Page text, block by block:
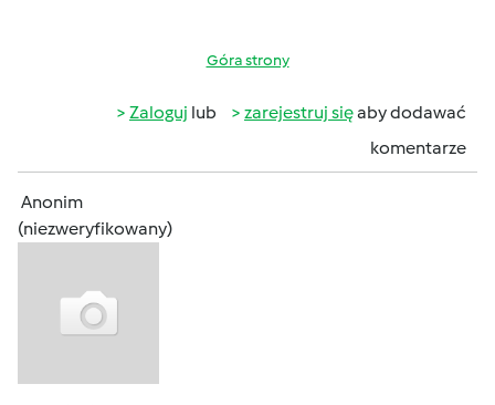
Góra strony
Zaloguj lub zarejestruj sięaby dodawać
komentarze
Anonim
(niezweryfikowany)